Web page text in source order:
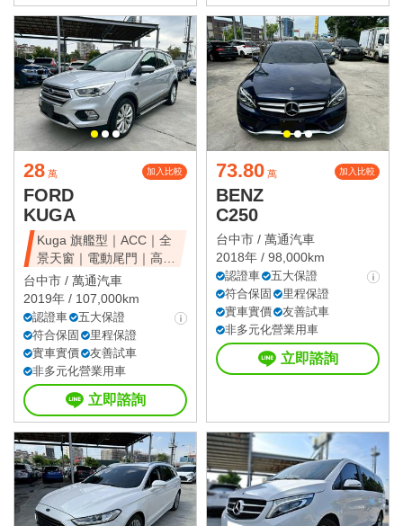
28 萬 加入比較
FORD
KUGA
Kuga 旗艦型｜ACC｜全
景天窗｜電動尾門｜高CP
值休旅
台中市 / 萬通汽車
2019年 / 107,000km
認證車
五大保證
符合保固
里程保證
實車實價
友善試車
非多元化營業用車
立即諮詢
73.80 萬 加入比較
BENZ
C250
台中市 / 萬通汽車
2018年 / 98,000km
認證車
五大保證
符合保固
里程保證
實車實價
友善試車
非多元化營業用車
立即諮詢